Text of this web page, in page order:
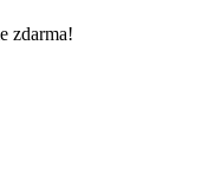
zdarma!